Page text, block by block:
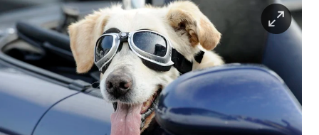
berlin
nord
wahrheit
verlag